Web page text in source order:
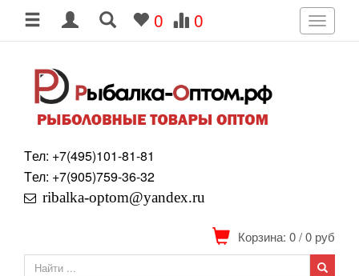
0 0
Toggle
Tел: +7(495)101-81-81
Tел: +7(905)759-36-32
ribalka-optom@yandex.ru
Корзина: 0/0 руб